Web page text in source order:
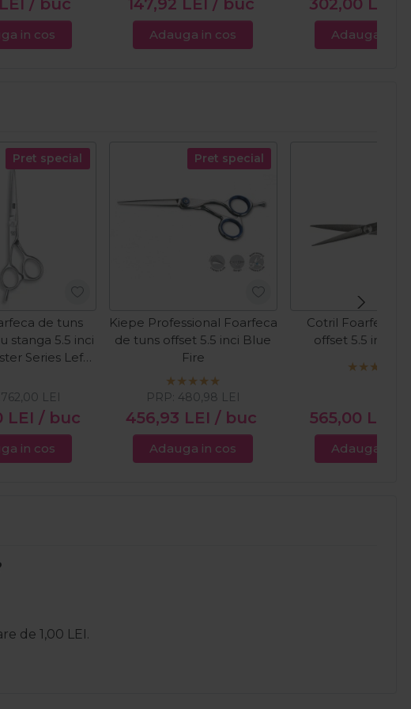
LEI / buc
in cos
147,92 LEI / buc
Adauga in cos
302,00 LEI
Adauga in
Pret special
de tuns
stanga 5.5 inci
Series Left
LEI / buc
LEI
in cos
Pret special
Kiepe Professional Foarfeca
de tuns offset 5.5 inci Blue
Fire
456,93 LEI / buc
PRP: 480,98 LEI
Adauga in cos
Cotril Foarfeca
offset 5.5 inch
565,00 LEI
Adauga in
de 1,00 LEI.